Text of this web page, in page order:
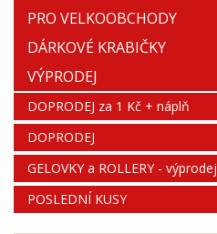
PRO VELKOOBCHODY
DÁRKOVÉ KRABIČKY
VÝPRODEJ
DOPRODEJ za 1 Kč + náplň
DOPRODEJ
GELOVKY a ROLLERY - výprodej
POSLEDNÍ KUSY